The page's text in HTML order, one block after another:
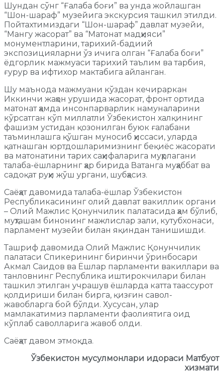
Шундан сўнг “Ғалаба боғи” ва унда жойлашган
“Шон-шараф” музейига экскурсия ташкил этилди.
Пойтахтимиздаги “Шон-шараф” давлат музейи,
“Мангу жасорат” ва “Матонат мадҳияси”
монументларини, тарихий-бадиий
экспозицияларни ўз ичига олган “Ғалаба боғи”
ёдгорлик мажмуаси тарихий таълим ва тарбия,
ғурур ва ифтихор мактабига айланган.
Шу маънода мажмуани кўздан кечираркан
Иккинчи жаҳон урушида жасорат, фронт ортида
матонат ҳамда инсонпарварлик намуналарини
кўрсатган кўп миллатли Ўзбекистон халқининг
фашизм устидан қозонилган буюк ғалабани
таъминлашга қўшган муносиб ҳиссаси, уларда
қатнашган юртдошларимизнинг беқиёс жасорати
ва матонатини тарих саҳифаларига муҳрлагани
талаба-ёшларнинг ҳар бирида Ватанга муҳаббат ва
садоқат руҳи жўш ургани, шубҳасиз.
Саёҳат давомида талаба-ёшлар Ўзбекистон
Республикасининг олий давлат вакиллик органи
– Олий Мажлис Қонунчилик палатасида ҳам бўлиб,
муҳташам бинонинг мажлислар зали, кутубхонаси,
парламент музейи билан яқиндан танишишди.
Ташриф давомида Олий Мажлис Қонунчилик
палатаси Спикерининг биринчи ўринбосари
Акмал Саидов ва Ёшлар парламенти вакиллари ва
танловнинг Республика иштирокчилари билан
ташкил этилган учрашув ёшларда катта таассурот
қолдириши билан бирга, қизғин савол-
жавобларга бой бўлди. Хусусан, улар
мамлакатимиз парламенти фаолиятига оид
кўплаб саволларига жавоб олди.
Саёҳат давом этмоқда.
Ўзбекистон мусулмонлари идораси Матбуот
хизмати